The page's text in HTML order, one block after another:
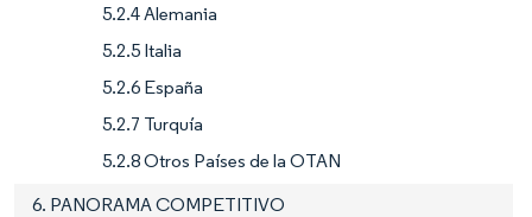
5.2.4 Alemania
5.2.5 Italia
5.2.6 España
5.2.7 Turquía
5.2.8 Otros Países de la OTAN
6. PANORAMA COMPETITIVO